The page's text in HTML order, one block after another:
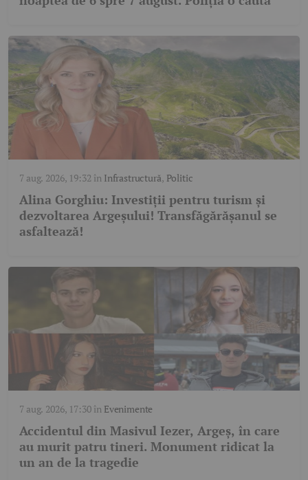
7 aug. 2026, 19:32 în Infrastructură, Politic
Alina Gorghiu: Investiții pentru turism și
dezvoltarea Argeșului! Transfăgărășanul se
asfaltează!
7 aug. 2026, 17:30în Evenimente
Accidentul din Masivul Iezer, Argeș, în care
au murit patru tineri. Monument ridicat la
un an de la tragedie